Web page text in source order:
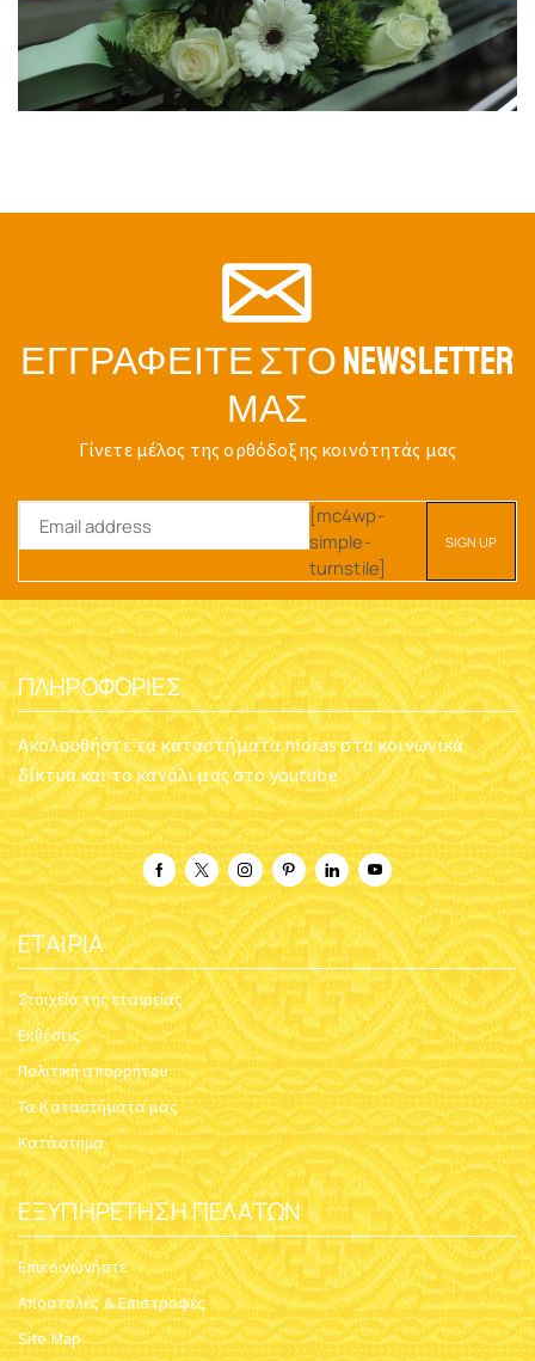
ΕΓΓΡΑΦΕΊΤΕ ΣΤΟ NEWSLETTER
ΜΑΣ
Γίνετε μέλος της ορθόδοξης κοινότητάς μας
[mc4wp-
simple-
turnstile]
ΠΛΗΡΟΦΟΡΊΕΣ
Ακολουθήστε τα καταστήματα nioras στα κοινωνικά
δίκτυα και το κανάλι μας στο youtube
ΕΤΑΙΡΊΑ
Στοιχεία της εταιρείας
Εκθέσεις
Πολιτική απορρήτου
Τα Καταστήματα μας
Κατάστημα
ΕΞΥΠΗΡΈΤΗΣΗ ΠΕΛΑΤΏΝ
Επικοινωνήστε
Αποστολές & Επιστροφές
Site Map